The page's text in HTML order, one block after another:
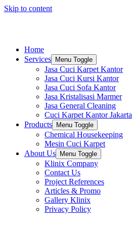
Skip to content
Home
Services
Menu Toggle
Jasa Cuci Karpet Kantor
Jasa Cuci Kursi Kantor
Jasa Cuci Sofa Kantor
Jasa Kristalisasi Marmer
Jasa General Cleaning
Cuci Karpet Kantor Jakarta
Products
Menu Toggle
Chemical Housekeeping
Mesin Cuci Karpet
About Us
Menu Toggle
Klinix Company
Contact Us
Project References
Articles & Promo
Gallery Klinix
Privacy Policy